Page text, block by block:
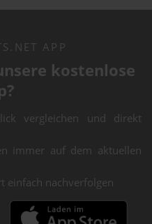
APP
kostenlose
vergleichen und direkt
immer auf dem aktuellen
einfach nachverfolgen